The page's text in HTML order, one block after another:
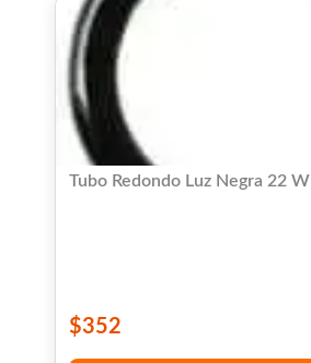
Tubo Redondo Luz Negra 22 W
$352